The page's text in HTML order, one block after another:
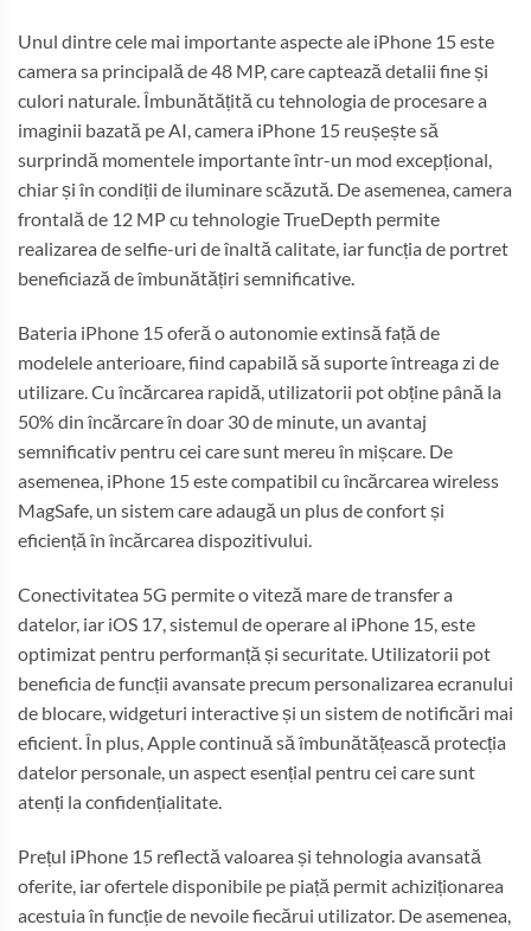
Unul dintre cele mai importante aspecte ale iPhone 15 este
camera sa principală de 48 MP, care captează detalii fine și
culori naturale. Îmbunătățită cu tehnologia de procesare a
imaginii bazată pe AI, camera iPhone 15 reușește să
surprindă momentele importante într-un mod excepțional,
chiar și în condiții de iluminare scăzută. De asemenea, camera
frontală de 12 MP cu tehnologie TrueDepth permite
realizarea de selfie-uri de înaltă calitate, iar funcția de portret
beneficiază de îmbunătățiri semnificative.
Bateria iPhone 15 oferă o autonomie extinsă față de
modelele anterioare, fiind capabilă să suporte întreaga zi de
utilizare. Cu încărcarea rapidă, utilizatorii pot obține până la
50% din încărcare în doar 30 de minute, un avantaj
semnificativ pentru cei care sunt mereu în mișcare. De
asemenea, iPhone 15 este compatibil cu încărcarea wireless
MagSafe, un sistem care adaugă un plus de confort și
eficiență în încărcarea dispozitivului.
Conectivitatea 5G permite o viteză mare de transfer a
datelor, iar iOS 17, sistemul de operare al iPhone 15, este
optimizat pentru performanță și securitate. Utilizatorii pot
beneficia de funcții avansate precum personalizarea ecranului
de blocare, widgeturi interactive și un sistem de notificări mai
eficient. În plus, Apple continuă să îmbunătățească protecția
datelor personale, un aspect esențial pentru cei care sunt
atenți la confidențialitate.
Prețul iPhone 15 reflectă valoarea și tehnologia avansată
oferite, iar ofertele disponibile pe piață permit achiziționarea
acestuia în funcție de nevoile fiecărui utilizator. De asemenea,